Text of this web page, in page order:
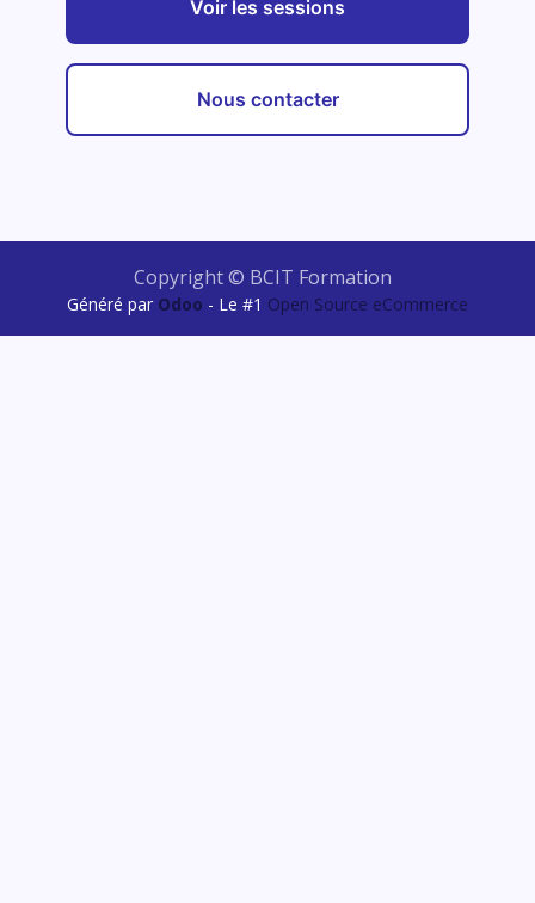
Voir les sessions
Nous contacter
Copyright © BCIT Formation
Généré par Odoo - Le #1 Open Source eCommerce